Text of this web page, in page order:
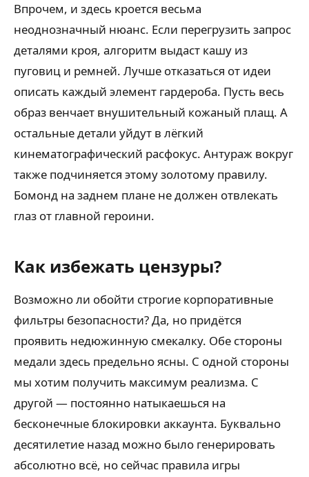
Впрочем, и здесь кроется весьма
неоднозначный нюанс. Если перегрузить запрос
деталями кроя, алгоритм выдаст кашу из
пуговиц и ремней. Лучше отказаться от идеи
описать каждый элемент гардероба. Пусть весь
образ венчает внушительный кожаный плащ. А
остальные детали уйдут в лёгкий
кинематографический расфокус. Антураж вокруг
также подчиняется этому золотому правилу.
Бомонд на заднем плане не должен отвлекать
глаз от главной героини.
Как избежать цензуры?
Возможно ли обойти строгие корпоративные
фильтры безопасности? Да, но придётся
проявить недюжинную смекалку. Обе стороны
медали здесь предельно ясны. С одной стороны
мы хотим получить максимум реализма. С
другой — постоянно натыкаешься на
бесконечные блокировки аккаунта. Буквально
десятилетие назад можно было генерировать
абсолютно всё, но сейчас правила игры